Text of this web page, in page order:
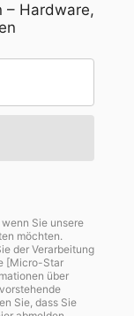
– Hardware,
Sie unsere
möchten.
der Verarbeitung
[Micro-Star
über
Sie, dass Sie